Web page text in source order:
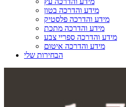
מידע והדרכה בטון
מידע והדרכה פלסטיק
מידע והדרכה מתכת
מידע והדרכה ספריי צבע
מידע והדרכה איטום
הבחירות שלי